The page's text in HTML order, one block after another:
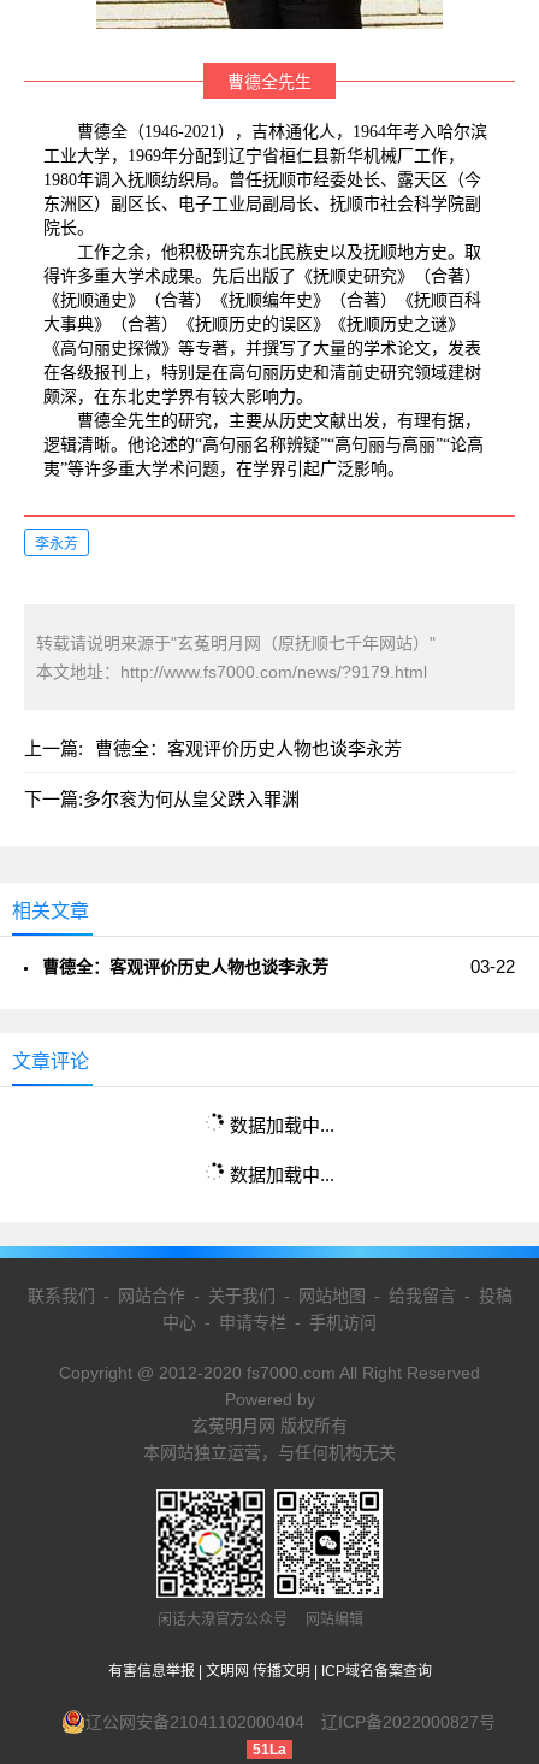
曹德全先生
曹德全（1946-2021），吉林通化人，1964年考入哈尔滨
工业大学，1969年分配到辽宁省桓仁县新华机械厂工作，
1980年调入抚顺纺织局。曾任抚顺市经委处长、露天区（今
东洲区）副区长、电子工业局副局长、抚顺市社会科学院副
院长。
工作之余，他积极研究东北民族史以及抚顺地方史。取
得许多重大学术成果。先后出版了《抚顺史研究》（合著）
《抚顺通史》（合著）《抚顺编年史》（合著）《抚顺百科
大事典》（合著）《抚顺历史的误区》《抚顺历史之谜》
《高句丽史探微》等专著，并撰写了大量的学术论文，发表
在各级报刊上，特别是在高句丽历史和清前史研究领域建树
颇深，在东北史学界有较大影响力。
曹德全先生的研究，主要从历史文献出发，有理有据，
逻辑清晰。他论述的“高句丽名称辨疑”“高句丽与高丽”“论高
夷”等许多重大学术问题，在学界引起广泛影响。
李永芳
转载请说明来源于"玄菟明月网（原抚顺七千年网站）"
本文地址： http://www.fs7000.com/news/?9179.html
上一篇: 曹德全：客观评价历史人物也谈李永芳
下一篇:多尔衮为何从皇父跌入罪渊
相关文章
03-22
曹德全：客观评价历史人物也谈李永芳
文章评论
数据加载中...
数据加载中...
联系我们 - 网站合作- 关于我们 - 网站地图 - 给我留言 - 投稿
中心 - 申请专栏 - 手机访问
Copyright @ 2012-2020 fs7000.com All Right Reserved
Powered by
玄菟明月网 版权所有
本网站独立运营，与任何机构无关
闲话大潦官方公众号 网站编辑
有害信息举报 文明网 传播文明 ICP域名备案查询
辽公网安备21041102000404 辽ICP备2022000827号
51La